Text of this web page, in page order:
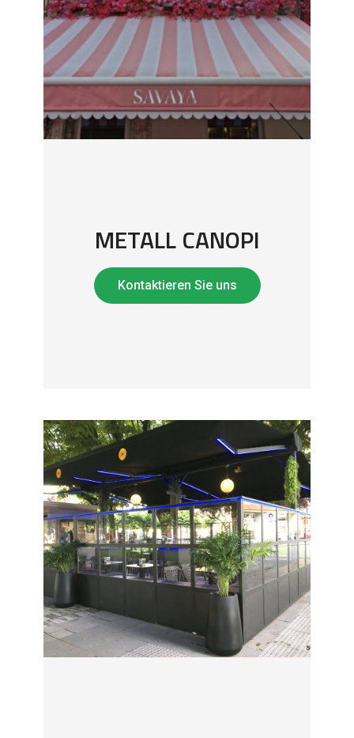
METALL CANOPI
Kontaktieren Sie uns